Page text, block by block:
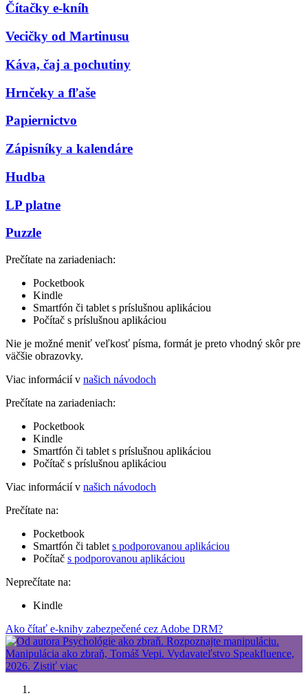
Čítačky e-kníh
Vecičky od Martinusu
Káva, čaj a pochutiny
Hrnčeky a fľaše
Papiernictvo
Zápisníky a kalendáre
Hudba
LP platne
Puzzle
Prečítate na zariadeniach:
Pocketbook
Kindle
Smartfón či tablet s príslušnou aplikáciou
Počítač s príslušnou aplikáciou
Nie je možné meniť veľkosť písma, formát je preto vhodný skôr pre
väčšie obrazovky.
Viac informácií v našich návodoch
Prečítate na zariadeniach:
Pocketbook
Kindle
Smartfón či tablet s príslušnou aplikáciou
Počítač s príslušnou aplikáciou
Viac informácií v našich návodoch
Prečítate na:
Pocketbook
Smartfón či tablet s podporovanou aplikáciou
Počítač s podporovanou aplikáciou
Neprečítate na:
Kindle
Ako čítať e-knihy zabezpečené cez Adobe DRM?